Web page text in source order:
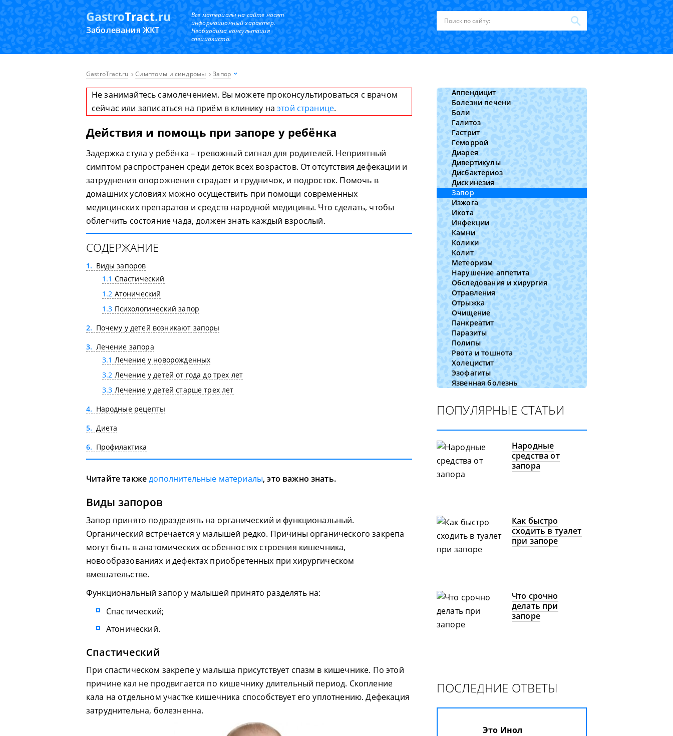
GastroTract.ru
Заболевания ЖКТ
Все материалы на сайте носят
информационный характер.
Необходима консультация
специалиста.
GastroTract.ru Симптомы и синдромы Запор
Не занимайтесь самолечением. Вы можете проконсультироваться с врачом
сейчас или записаться на приём в клинику наэтой странице.
Действия и помощь при запоре у ребёнка
Задержка стула у ребёнка – тревожный сигнал для родителей. Неприятный
симптом распространен среди деток всех возрастов. От отсутствия дефекации и
затруднения опорожнения страдает и грудничок, и подросток. Помочь в
домашних условиях можно осуществить при помощи современных
медицинских препаратов и средств народной медицины. Что сделать, чтобы
облегчить состояние чада, должен знать каждый взрослый.
СОДЕРЖАНИЕ
1
Виды запоров
1.1 Спастический
1.2 Атонический
1.3 Психологический запор
2
Почему у детей возникают запоры
3
Лечение запора
3.1 Лечение у новорожденных
3.2 Лечение у детей от года до трех лет
3.3 Лечение у детей старше трех лет
4
Народные рецепты
5
Диета
6
Профилактика
Читайте такжедополнительные материалы, это важно знать.
Виды запоров
Запор принято подразделять на органический и функциональный.
Органический встречается у малышей редко. Причины органического закрепа
могут быть в анатомических особенностях строения кишечника,
новообразованиях и дефектах приобретенных при хирургическом
вмешательстве.
Функциональный запор у малышей принято разделять на:
Спастический;
Атонический.
Спастический
При спастическом закрепе у малыша присутствует спазм в кишечнике. По этой
причине кал не продвигается по кишечнику длительный период. Скопление
кала на отдельном участке кишечника способствует его уплотнению. Дефекация
затруднительна, болезненна.
Аппендицит
Болезни печени
Боли
Галитоз
Гастрит
Геморрой
Диарея
Дивертикулы
Дисбактериоз
Дискинезия
Запор
Изжога
Икота
Инфекции
Камни
Колики
Колит
Метеоризм
Нарушение аппетита
Обследования и хирургия
Отравления
Отрыжка
Очищение
Панкреатит
Паразиты
Полипы
Рвота и тошнота
Холецистит
Эзофагиты
Язвенная болезнь
ПОПУЛЯРНЫЕ СТАТЬИ
Народные
средства от
запора
Как быстро
сходить в туалет
при запоре
Что срочно
делать при
запоре
ПОСЛЕДНИЕ ОТВЕТЫ
Это Инол